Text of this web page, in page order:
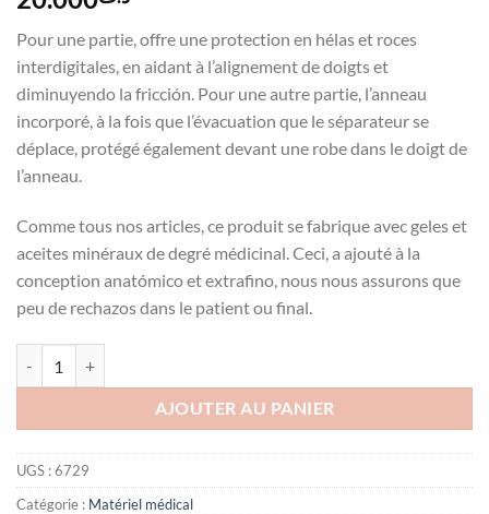
Pour une partie, offre une protection en hélas et roces
interdigitales, en aidant à l’alignement de doigts et
diminuyendo la fricción. Pour une autre partie, l’anneau
incorporé, à la fois que l’évacuation que le séparateur se
déplace, protégé également devant une robe dans le doigt de
l’anneau.
Comme tous nos articles, ce produit se fabrique avec geles et
aceites minéraux de degré médicinal. Ceci, a ajouté à la
conception anatómico et extrafino, nous nous assurons que
peu de rechazos dans le patient ou final.
AJOUTER AU PANIER
UGS :6729
Catégorie : Matériel médical